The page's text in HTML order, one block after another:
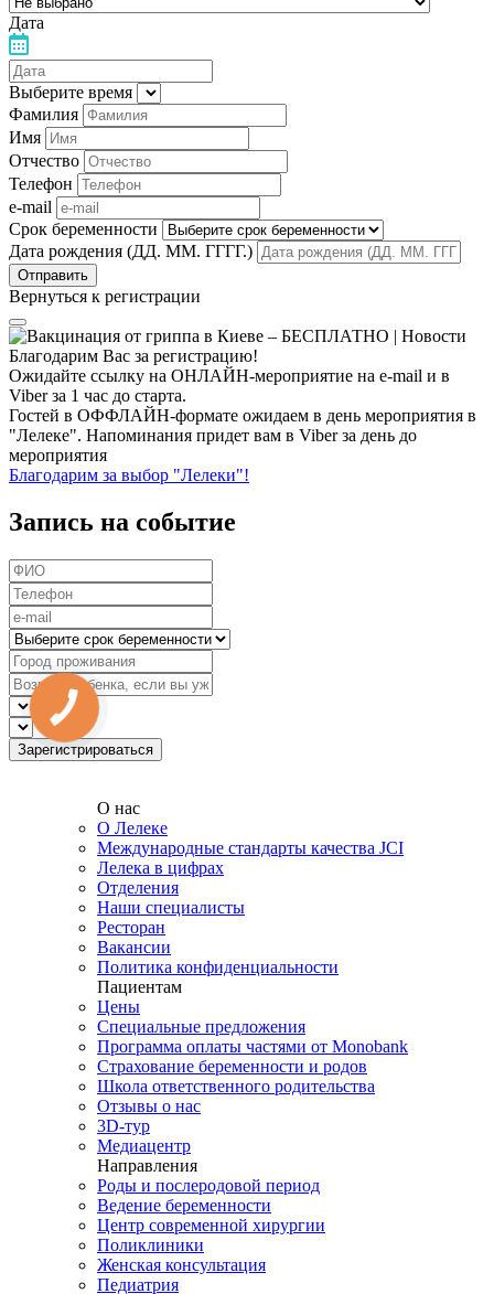
Дата
Выберите время
Фамилия
Имя
Отчество
Телефон
e-mail
Срок беременности
Дата рождения (ДД. ММ. ГГГГ.)
Вернуться к регистрации
Благодарим Вас за регистрацию!
Ожидайте ссылку на ОНЛАЙН-мероприятие на e-mail и в
Viber за 1 час до старта.
Гостей в ОФФЛАЙН-формате ожидаем в день мероприятия в
"Лелеке". Напоминания придет вам в Viber за день до
мероприятия
Благодарим за выбор "Лелеки"!
Запись на событие
О нас
О Лелеке
Международные стандарты качества JCI
Лелека в цифрах
Отделения
Наши специалисты
Ресторан
Вакансии
Политика конфиденциальности
Пациентам
Цены
Специальные предложения
Программа оплаты частями от Monobank
Страхование беременности и родов
Школа ответственного родительства
Отзывы о нас
3D-тур
Медиацентр
Направления
Роды и послеродовой период
Ведение беременности
Центр современной хирургии
Поликлиники
Женская консультация
Педиатрия